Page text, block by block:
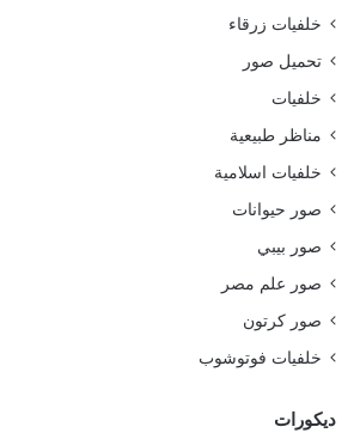
خلفيات زرقاء
تحميل صور
خلفيات
مناظر طبيعية
خلفيات اسلامية
صور حيوانات
صور بيبي
صور علم مصر
صور كرتون
خلفيات فوتوشوب
ديكورات